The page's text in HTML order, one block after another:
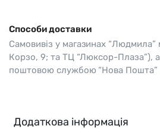
Способи доставки
Самовивіз у магазинах
Корзо, 9; та ТЦ “Люксор-Плаза”),
поштовою службою “Нова Пошта”
Додаткова інформація